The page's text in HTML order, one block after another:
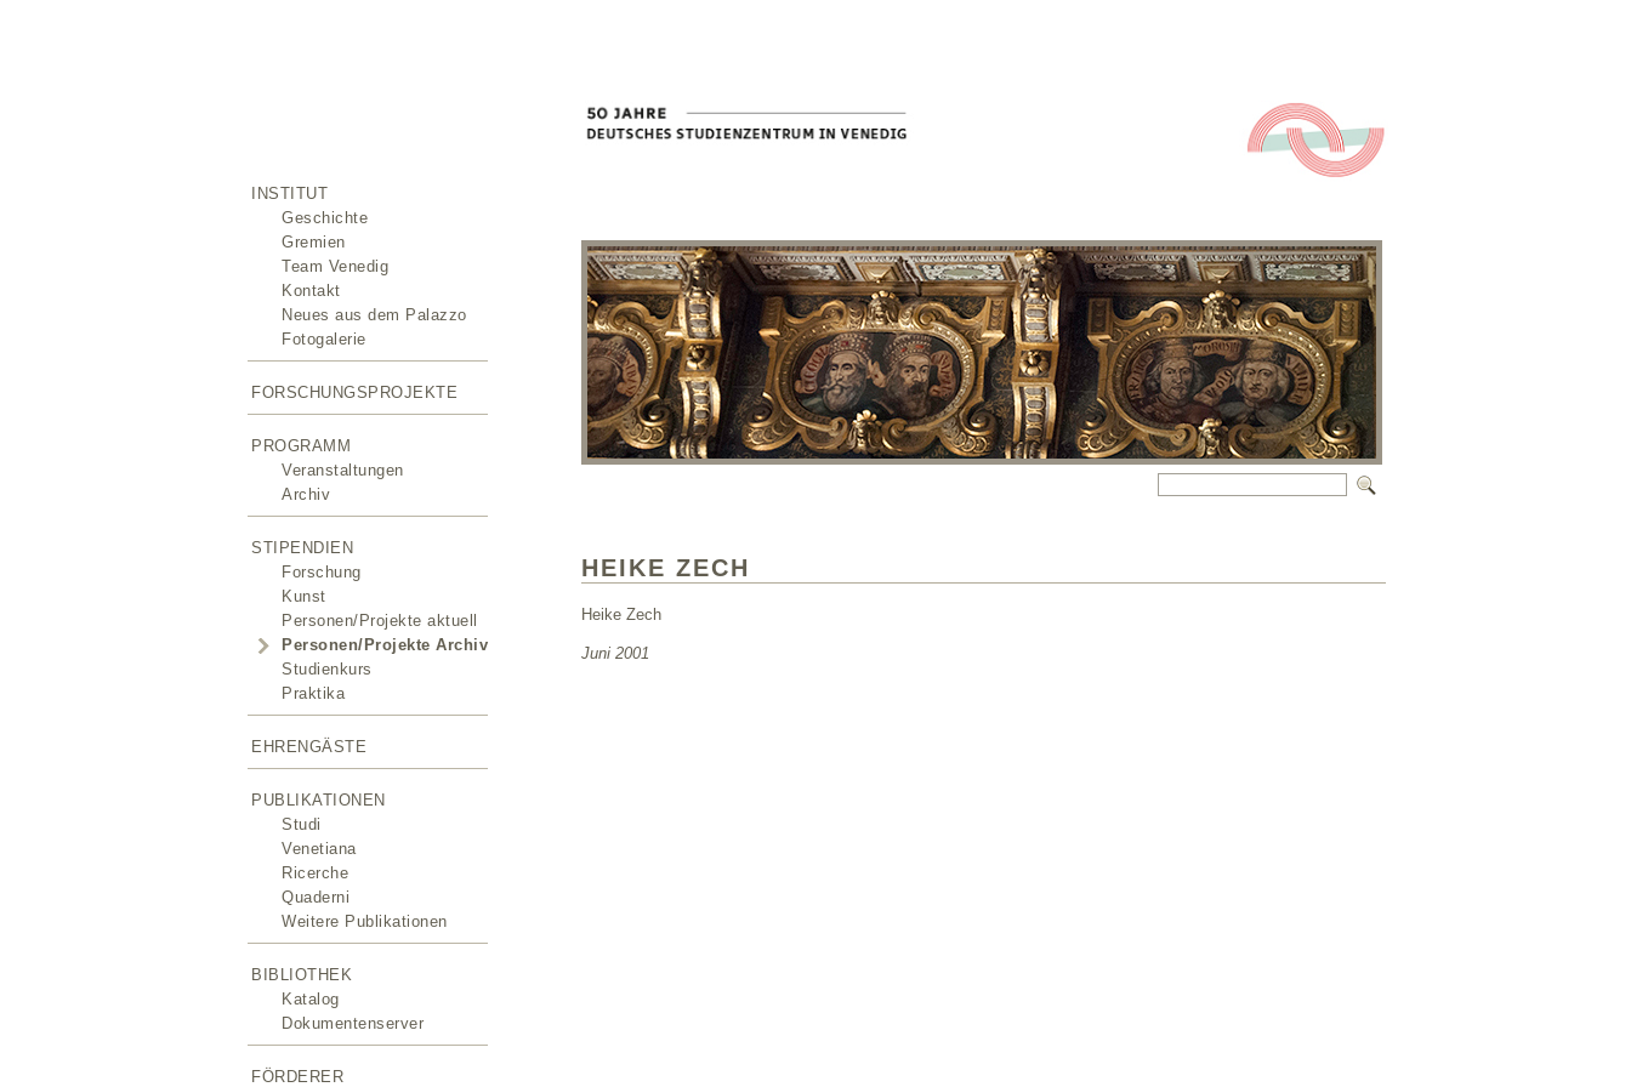
INSTITUT
Geschichte
Gremien
Team Venedig
Kontakt
Neues aus dem Palazzo
Fotogalerie
FORSCHUNGSPROJEKTE
PROGRAMM
Veranstaltungen
Archiv
STIPENDIEN
Forschung
Kunst
Personen/Projekte aktuell
Personen/Projekte Archiv
Studienkurs
Praktika
EHRENGÄSTE
PUBLIKATIONEN
Studi
Venetiana
Ricerche
Quaderni
Weitere Publikationen
BIBLIOTHEK
Katalog
Dokumentenserver
FÖRDERER
HEIKE ZECH
Heike Zech
Juni 2001